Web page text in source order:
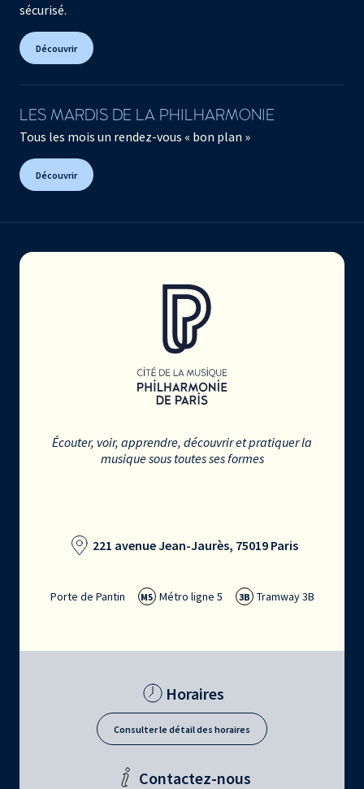
sécurisé.
Découvrir
LES MARDIS DE LA PHILHARMONIE
Tous les mois un rendez-vous « bon plan »
Découvrir
Écouter, voir, apprendre, découvrir et pratiquer la
musique sous toutes ses formes
221 avenue Jean-Jaurès, 75019 Paris
Porte de Pantin M5 Métro ligne 5 3B Tramway 3B
Horaires
Consulter le détail des horaires
Contactez-nous